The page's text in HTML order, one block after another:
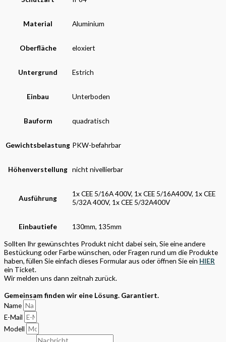
Material Aluminium
Oberfläche eloxiert
Untergrund Estrich
Einbau Unterboden
Bauform quadratisch
Gewichtsbelastung PKW-befahrbar
Höhenverstellung nicht nivellierbar
Ausführung
1x CEE 5/16A 400V, 1x CEE 5/16A400V, 1x CEE
5/32A 400V, 1x CEE 5/32A400V
Einbautiefe
130mm, 135mm
Sollten Ihr gewünschtes Produkt nicht dabei sein, Sie eine andere
Bestückung oder Farbe wünschen, oder Fragen rund um die Produkte
haben, füllen Sie einfach dieses Formular aus oder öffnen Sie ein HIER
ein Ticket.
Wir melden uns dann zeitnah zurück.
Gemeinsam finden wir eine Lösung. Garantiert.
Name
E-Mail
Modell